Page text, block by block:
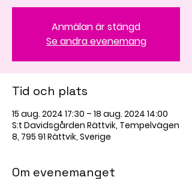
Anmälan är stängd
Se andra evenemang
Tid och plats
15 aug. 2024 17:30 – 18 aug. 2024 14:00
S:t Davidsgården Rättvik, Tempelvägen
8, 795 91 Rättvik, Sverige
Om evenemanget